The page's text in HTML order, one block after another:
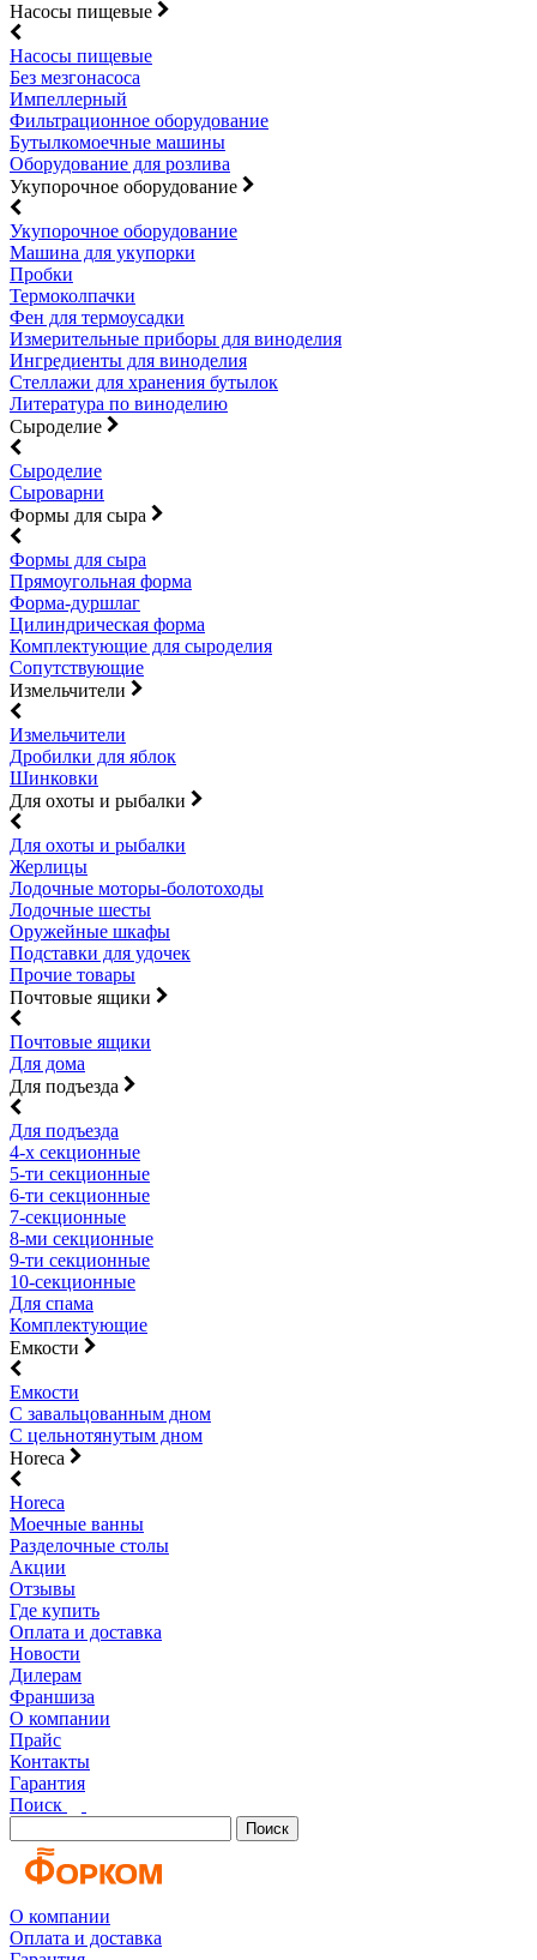
Насосы пищевые
Насосы пищевые
Без мезгонасоса
Импеллерный
Фильтрационное оборудование
Бутылкомоечные машины
Оборудование для розлива
Укупорочное оборудование
Укупорочное оборудование
Машина для укупорки
Пробки
Термоколпачки
Фен для термоусадки
Измерительные приборы для виноделия
Ингредиенты для виноделия
Стеллажи для хранения бутылок
Литература по виноделию
Сыроделие
Сыроделие
Сыроварни
Формы для сыра
Формы для сыра
Прямоугольная форма
Форма-дуршлаг
Цилиндрическая форма
Комплектующие для сыроделия
Сопутствующие
Измельчители
Измельчители
Дробилки для яблок
Шинковки
Для охоты и рыбалки
Для охоты и рыбалки
Жерлицы
Лодочные моторы-болотоходы
Лодочные шесты
Оружейные шкафы
Подставки для удочек
Прочие товары
Почтовые ящики
Почтовые ящики
Для дома
Для подъезда
Для подъезда
4-х секционные
5-ти секционные
6-ти секционные
7-секционные
8-ми секционные
9-ти секционные
10-секционные
Для спама
Комплектующие
Емкости
Емкости
С завальцованным дном
С цельнотянутым дном
Horeca
Horeca
Моечные ванны
Разделочные столы
Акции
Отзывы
Где купить
Оплата и доставка
Новости
Дилерам
Франшиза
О компании
Прайс
Контакты
Гарантия
Поиск
Поиск
О компании
Оплата и доставка